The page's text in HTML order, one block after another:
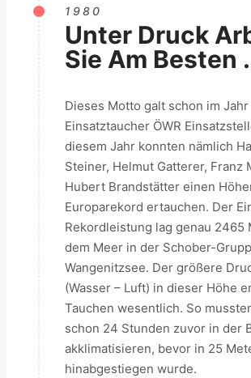
1980
Unter Druck
Sie Am Besten
Dieses Motto galt schon im
Einsatztaucher ÖWR
diesem Jahr konnten nämlich
Steiner, Helmut Gatterer, Franz
Hubert Brandstätter einen
Europarekord ertauchen. Der
Rekordleistung lag genau 2465
dem Meer in der Schober-
Wangenitzsee. Der größere
(Wasser – Luft) in dieser Höhe
Tauchen wesentlich. So
schon 24 Stunden zuvor in der
akklimatisieren, bevor in 25
hinabgestiegen wurde.